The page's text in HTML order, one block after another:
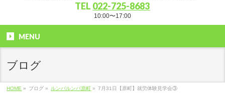
TEL 022-725-8683
10:00〜17:00
MENU
ブログ
HOME » ブログ » ルンバルンバ原町 » 7月31日【原町】就労体験見学会③